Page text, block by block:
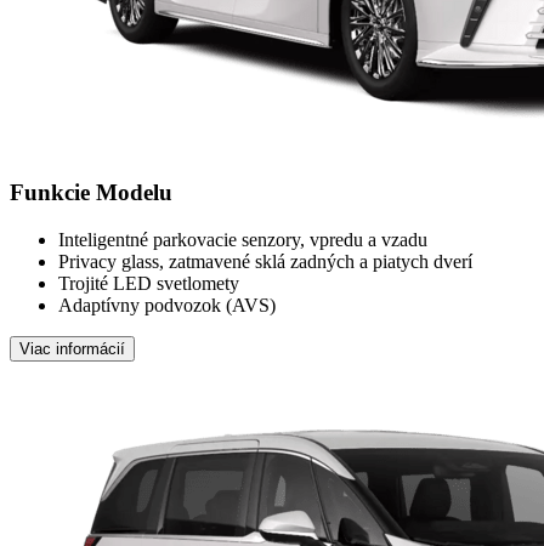
Funkcie Modelu
Inteligentné parkovacie senzory, vpredu a vzadu
Privacy glass, zatmavené sklá zadných a piatych dverí
Trojité LED svetlomety
Adaptívny podvozok (AVS)
Viac informácií